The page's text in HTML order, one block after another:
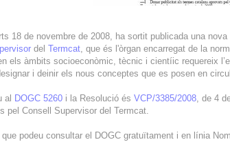
18 de novembre de 2008, ha sortit publicada una
del Termcat , que és l'òrgan encarregat de la
els àmbits socioeconòmic, tècnic i cientíic requereix
i deinir els nous conceptes que es posen en
al DOGC 5260 i la Resolució és VCP/3385/2008 , de 4
pel Consell Supervisor del Termcat.
que podeu consultar el DOGC gratuïtament i en línia